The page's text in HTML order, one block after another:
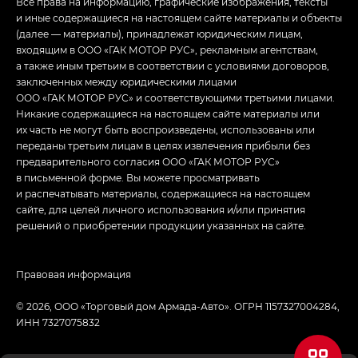
и иные содержащиеся на настоящем сайте материалы и объекты
(далее — материалы), принадлежат юридическим лицам,
входящим в ООО «ГАК МОТОР РУС», рекламным агентствам,
а также иным третьим в соответствии с условиями договоров,
заключенных между юридическими лицами
ООО «ГАК МОТОР РУС» и соответствующими третьими лицами.
Никакие содержащиеся на настоящем сайте материалы или
их часть не могут быть воспроизведены, использованы или
переданы третьим лицам в целях извлечения прибыли без
предварительного согласия ООО «ГАК МОТОР РУС»
в письменной форме. Вы можете просматривать
и распечатывать материалы, содержащиеся на настоящем
сайте, для целей личного использования и/или принятия
решений о приобретении продукции указанных на сайте.
© 2026, ООО «Торговый дом Армада-Авто». ОГРН 1157327004284,
ИНН 7327075832
Правовая информация